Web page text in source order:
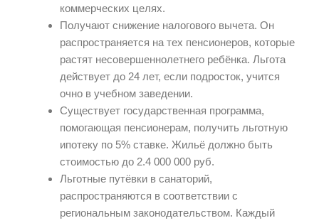
коммерческих целях.
Получают снижение налогового вычета. Он
распространяется на тех пенсионеров, которые
растят несовершеннолетнего ребёнка. Льгота
действует до 24 лет, если подросток, учится
очно в учебном заведении.
Существует государственная программа,
помогающая пенсионерам, получить льготную
ипотеку по 5% ставке. Жильё должно быть
стоимостью до 2.4 000 000 руб.
Льготные путёвки в санаторий,
распространяются в соответствии с
региональным законодательством. Каждый